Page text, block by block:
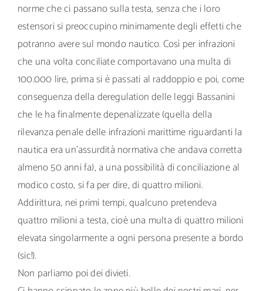
norme che ci passano sulla testa, senza che i loro
estensori si preoccupino minimamente degli effetti che
potranno avere sul mondo nautico. Così per infrazioni
che una volta conciliate comportavano una multa di
100.000 lire, prima si è passati al raddoppio e poi, come
conseguenza della deregulation delle leggi Bassanini
che le ha finalmente depenalizzate (quella della
rilevanza penale delle infrazioni marittime riguardanti la
nautica era un’assurdità normativa che andava corretta
almeno 50 anni fa), a una possibilità di conciliazione al
modico costo, si fa per dire, di quattro milioni.
Addirittura, nei primi tempi, qualcuno pretendeva
quattro milioni a testa, cioè una multa di quattro milioni
elevata singolarmente a ogni persona presente a bordo
(sic!).
Non parliamo poi dei divieti.